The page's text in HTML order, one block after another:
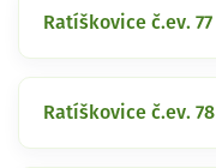
Ratíškovice č.ev. 77
Ratíškovice č.ev. 78